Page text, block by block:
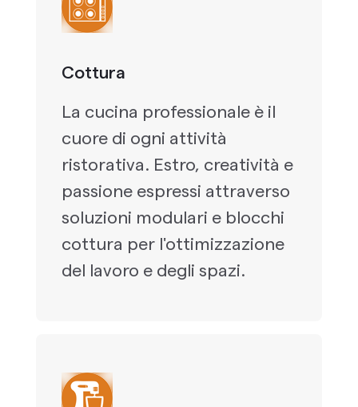
Cottura
La cucina professionale è il
cuore di ogni attività
ristorativa. Estro, creatività e
passione espressi attraverso
soluzioni modulari e blocchi
cottura per l'ottimizzazione
del lavoro e degli spazi.